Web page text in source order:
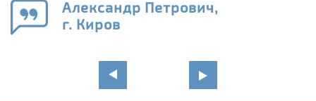
Александр Петрович,
г. Киров